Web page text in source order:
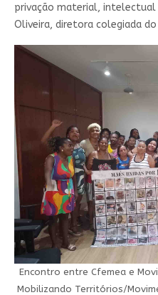
privação material, intelectual
Oliveira, diretora colegiada do
Encontro entre Cfemea e
Mobilizando Territórios/